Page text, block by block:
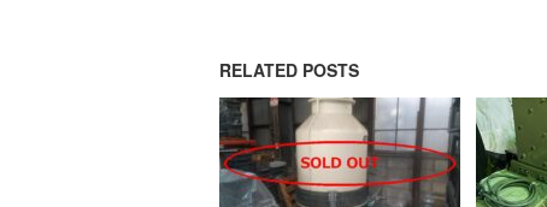
RELATED POSTS